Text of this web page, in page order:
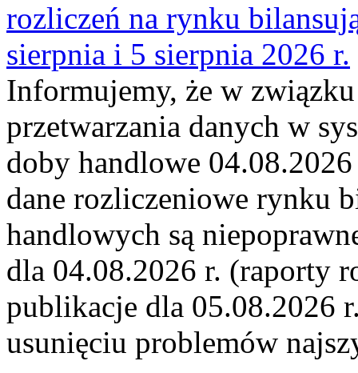
rozliczeń na rynku
sierpnia i 5 sierpnia 2026 r.
Informujemy, że w
przetwarzania danych w
doby handlowe
dane rozliczeniowe rynku
handlowych są
dla 04.08.2026 r. (raporty
publikacje dla 05.08.2026
usunięciu problemów